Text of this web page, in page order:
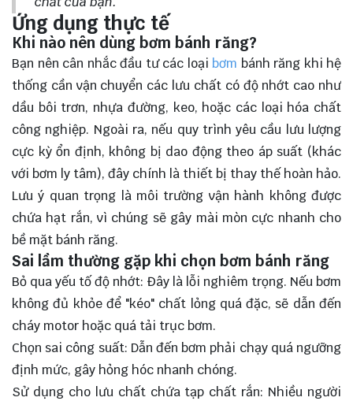
Ứng dụng thực tế
Khi nào nên dùng bơm bánh răng?
Bạn nên cân nhắc đầu tư các loại bơm bánh răng khi hệ
thống cần vận chuyển các lưu chất có độ nhớt cao như
dầu bôi trơn, nhựa đường, keo, hoặc các loại hóa chất
công nghiệp. Ngoài ra, nếu quy trình yêu cầu lưu lượng
cực kỳ ổn định, không bị dao động theo áp suất (khác
với bơm ly tâm), đây chính là thiết bị thay thế hoàn hảo.
Lưu ý quan trọng là môi trường vận hành không được
chứa hạt rắn, vì chúng sẽ gây mài mòn cực nhanh cho
bề mặt bánh răng.
Sai lầm thường gặp khi chọn bơm bánh răng
Bỏ qua yếu tố độ nhớt: Đây là lỗi nghiêm trọng. Nếu bơm
không đủ khỏe để "kéo" chất lỏng quá đặc, sẽ dẫn đến
cháy motor hoặc quá tải trục bơm.
Chọn sai công suất: Dẫn đến bơm phải chạy quá ngưỡng
định mức, gây hỏng hóc nhanh chóng.
Sử dụng cho lưu chất chứa tạp chất rắn: Nhiều người